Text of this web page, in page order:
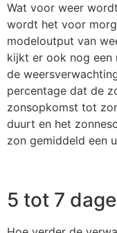
Wat voor weer
wordt het voor
modeloutput van
kijkt er ook nog
de
percentage dat de
zonsopkomst tot
duurt en het
zon gemiddeld een
5 tot 7